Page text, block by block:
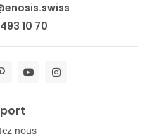
10 70
nous